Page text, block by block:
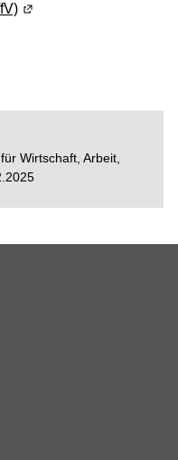
(Wird in einem neuen
Wirtschaft, Arbeit,